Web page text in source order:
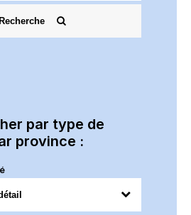
Recherche
par type de
province :